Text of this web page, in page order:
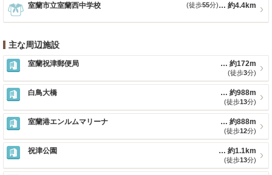
室蘭市立室蘭西中学校 約4.4km
(徒歩55分)
主な周辺施設
室蘭祝津郵便局 約172m
(徒歩3分)
白鳥大橋 約988m
(徒歩13分)
室蘭港エンルムマリーナ 約888m
(徒歩12分)
祝津公園 約1.1km
(徒歩13分)